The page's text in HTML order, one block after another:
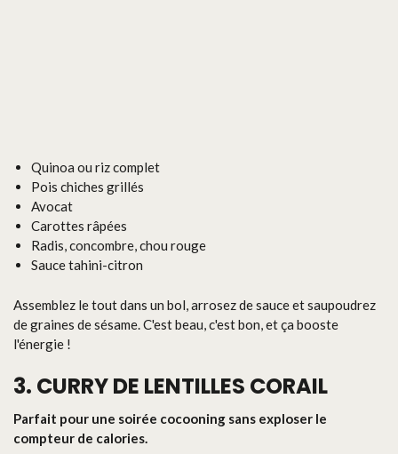
Quinoa ou riz complet
Pois chiches grillés
Avocat
Carottes râpées
Radis, concombre, chou rouge
Sauce tahini-citron
Assemblez le tout dans un bol, arrosez de sauce et saupoudrez
de graines de sésame. C'est beau, c'est bon, et ça booste
l'énergie !
3. CURRY DE LENTILLES CORAIL
Parfait pour une soirée cocooning sans exploser le
compteur de calories.